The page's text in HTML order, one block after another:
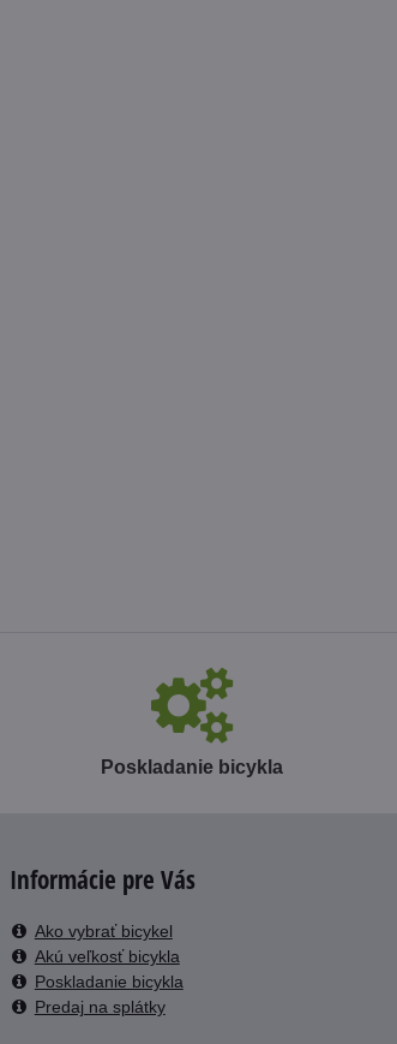
Poskladanie bicykla
Informácie pre Vás
Ako vybrať bicykel
Akú veľkosť bicykla
Poskladanie bicykla
Predaj na splátky